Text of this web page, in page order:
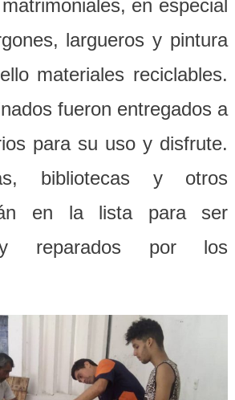
en especial
largueros y pintura
materiales reciclables.
fueron entregados a
para su uso y disfrute.
bibliotecas y otros
en la lista para ser
y reparados por los